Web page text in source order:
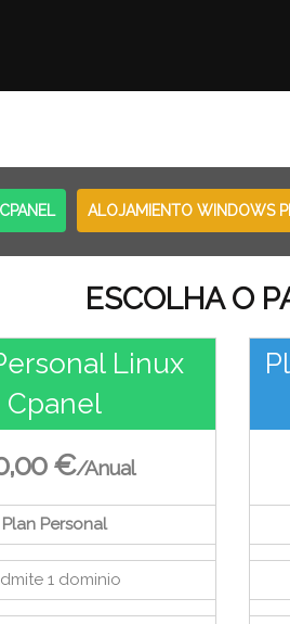
ALOJAMIENTO WINDOWS
ESCOLHA O
Linux
Cpanel
€/Anual
Plan Personal
1 dominio